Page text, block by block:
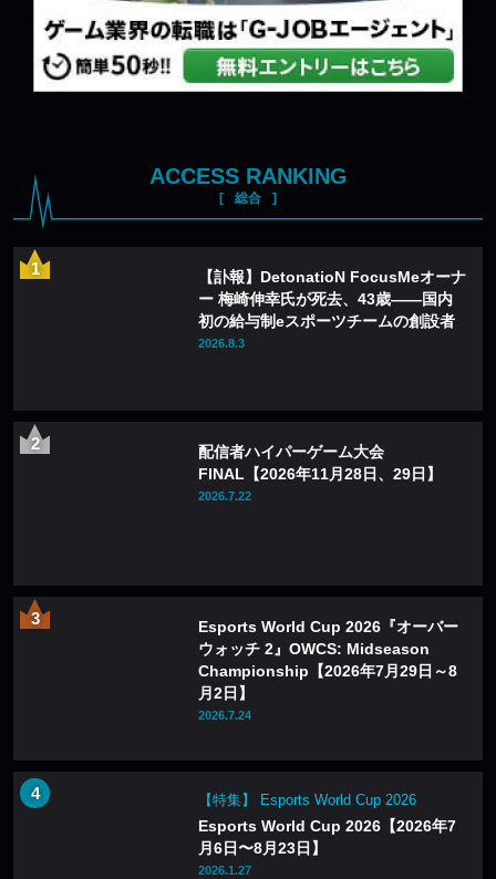
ACCESS RANKING
総合
【訃報】DetonatioN FocusMeオーナ
ー 梅崎伸幸氏が死去、43歳——国内
初の給与制eスポーツチームの創設者
2026.8.3
配信者ハイパーゲーム大会
FINAL【2026年11月28日、29日】
2026.7.22
Esports World Cup 2026『オーバー
ウォッチ 2』OWCS: Midseason
Championship【2026年7月29日～8
月2日】
2026.7.24
【特集】 Esports World Cup 2026
Esports World Cup 2026【2026年7
月6日〜8月23日】
2026.1.27